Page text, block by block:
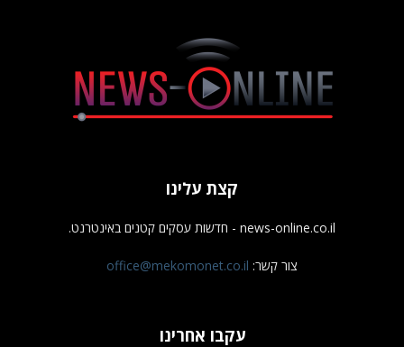
קצת עלינו
news-online.co.il - חדשות עסקים קטנים באינטרנט.
צור קשר: office@mekomonet.co.il
עקבו אחרינו